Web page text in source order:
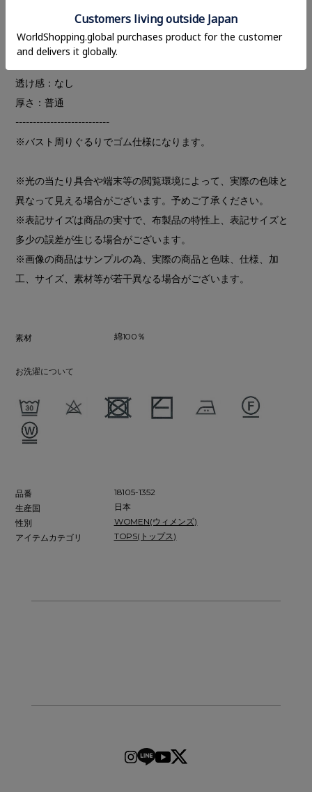
---------------------------
透け感：なし
厚さ：普通
---------------------------
※バスト周りぐるりでゴム仕様になります。
※光の当たり具合や端末等の閲覧環境によって、実際の色味と
異なって見える場合がございます。予めご了承ください。
※表記サイズは商品の実寸で、布製品の特性上、表記サイズと
多少の誤差が生じる場合がございます。
※画像の商品はサンプルの為、実際の商品と色味、仕様、加
工、サイズ、素材等が若干異なる場合がございます。
素材 綿100％
お洗濯について
品番
18105-1352
生産国
日本
性別
WOMEN(ウィメンズ)
アイテムカテゴリ
TOPS(トップス)